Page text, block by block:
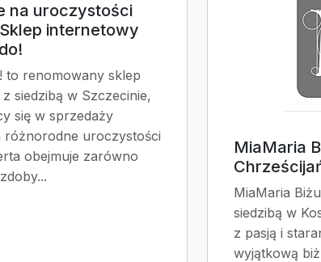
na uroczystości
internetowy
to renomowany sklep
siedzibą w Szczecinie,
się w sprzedaży
różnorodne uroczystości
obejmuje zarówno
MiaMaria
MiaMaria
siedzibą w
z pasją i
wyjątkową